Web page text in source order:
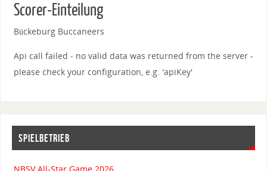
Scorer-Einteilung
Bückeburg Buccaneers
Api call failed - no valid data was returned from the server -
please check your configuration, e.g. 'apiKey'
SPIELBETRIEB